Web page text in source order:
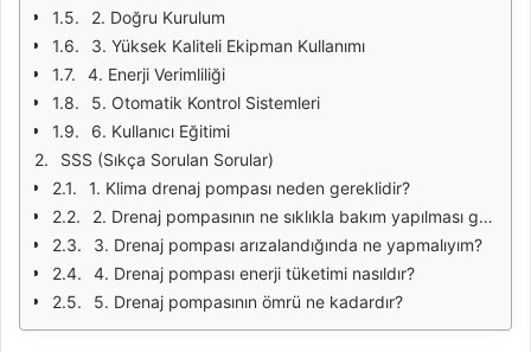
2. Doğru Kurulum
3. Yüksek Kaliteli Ekipman Kullanımı
4. Enerji Verimliliği
5. Otomatik Kontrol Sistemleri
6. Kullanıcı Eğitimi
SSS (Sıkça Sorulan Sorular)
1. Klima drenaj pompası neden gereklidir?
2. Drenaj pompasının ne sıklıkla bakım yapılması gerekir?
3. Drenaj pompası arızalandığında ne yapmalıyım?
4. Drenaj pompası enerji tüketimi nasıldır?
5. Drenaj pompasının ömrü ne kadardır?